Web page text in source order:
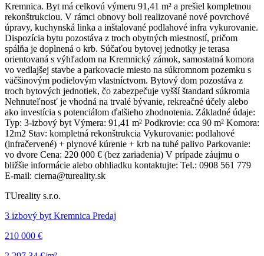
Kremnica. Byt má celkovú výmeru 91,41 m² a prešiel kompletnou
rekonštrukciou. V rámci obnovy boli realizované nové povrchové
úpravy, kuchynská linka a inštalované podlahové infra vykurovanie.
Dispozícia bytu pozostáva z troch obytných miestností, pričom
spálňa je doplnená o krb. Súčaťou bytovej jednotky je terasa
orientovaná s výhľadom na Kremnický zámok, samostatná komora
vo vedlajšej stavbe a parkovacie miesto na súkromnom pozemku s
väčšinovým podielovým vlastníctvom. Bytový dom pozostáva z
troch bytových jednotiek, čo zabezpečuje vyšší štandard súkromia
Nehnuteľnosť je vhodná na trvalé bývanie, rekreačné účely alebo
ako investícia s potenciálom ďalšieho zhodnotenia. Základné údaje:
Typ: 3-izbový byt Výmera: 91,41 m² Podkrovie: cca 90 m² Komora:
12m2 Stav: kompletná rekonštrukcia Vykurovanie: podlahové
(infračervené) + plynové kúrenie + krb na tuhé palivo Parkovanie:
vo dvore Cena: 220 000 € (bez zariadenia) V prípade záujmu o
bližšie informácie alebo obhliadku kontaktujte: Tel.: 0908 561 779
E-mail: cierna@tureality.sk
TUreality s.r.o.
3 izbový byt Kremnica Predaj
210 000 €